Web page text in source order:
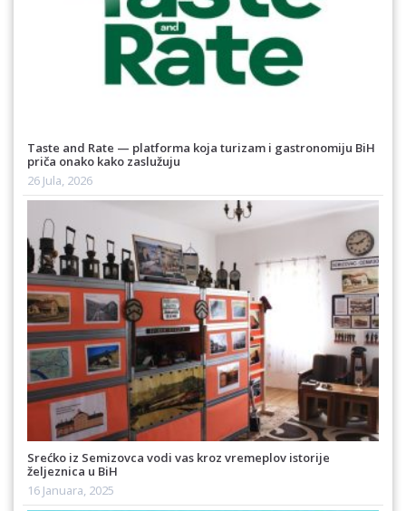
Taste and Rate — platforma koja turizam i gastronomiju BiH
priča onako kako zaslužuju
26 Jula, 2026
Srećko iz Semizovca vodi vas kroz vremeplov istorije
željeznica u BiH
16 Januara, 2025